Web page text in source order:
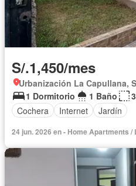
S/.1,450/mes
Urbanización La Capullana,
1 Dormitorio
1 Baño
Cochera
Internet Jardín
24 jun. 2026 en - Home Apartments /